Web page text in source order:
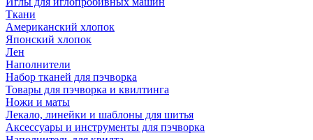
Ткани
Американский хлопок
Японский хлопок
Лен
Наполнители
Набор тканей для пэчворка
Товары для пэчворка и квилтинга
Ножи и маты
Лекало, линейки и шаблоны для шитья
Аксессуары и инструменты для пэчворка